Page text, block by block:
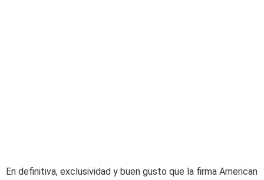
En definitiva, exclusividad y buen gusto que la firma American